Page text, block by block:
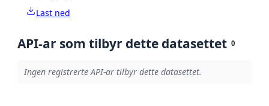
Last ned
API-ar som tilbyr dette datasettet 0
Ingen registrerte API-ar tilbyr dette datasettet.